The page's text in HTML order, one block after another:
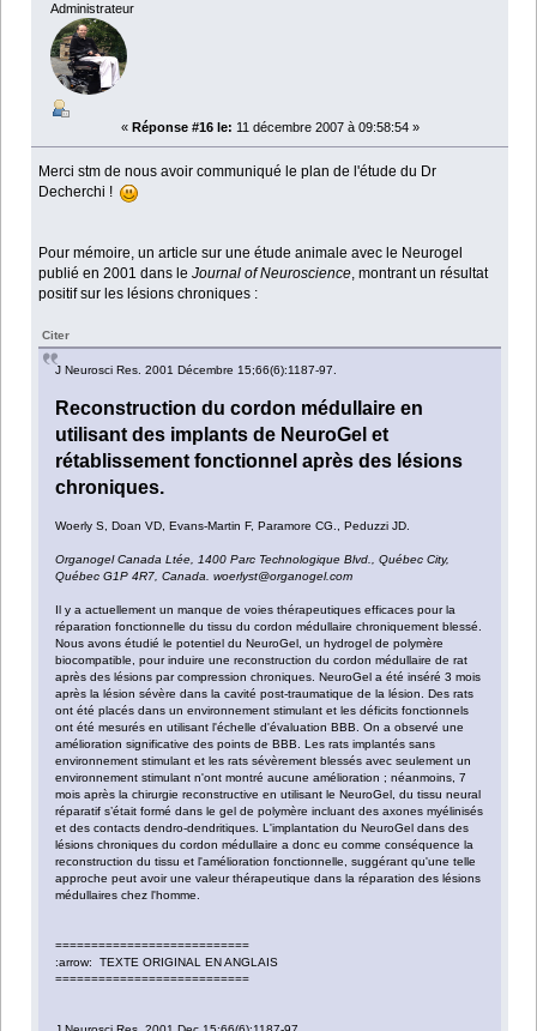
Administrateur
« Réponse #16 le: 11 décembre 2007 à 09:58:54 »
Merci stm de nous avoir communiqué le plan de l'étude du Dr
Decherchi !
Pour mémoire, un article sur une étude animale avec le Neurogel
publié en 2001 dans leJournal of Neuroscience, montrant un résultat
positif sur les lésions chroniques :
Citer
J Neurosci Res. 2001 Décembre 15;66(6):1187-97.
Reconstruction du cordon médullaire en
utilisant des implants de NeuroGel et
rétablissement fonctionnel après des lésions
chroniques.
Woerly S, Doan VD, Evans-Martin F, Paramore CG., Peduzzi JD.
Organogel Canada Ltée, 1400 Parc Technologique Blvd., Québec City,
Québec G1P 4R7, Canada. woerlyst@organogel.com
Il y a actuellement un manque de voies thérapeutiques efficaces pour la
réparation fonctionnelle du tissu du cordon médullaire chroniquement blessé.
Nous avons étudié le potentiel du NeuroGel, un hydrogel de polymère
biocompatible, pour induire une reconstruction du cordon médullaire de rat
après des lésions par compression chroniques. NeuroGel a été inséré 3 mois
après la lésion sévère dans la cavité post-traumatique de la lésion. Des rats
ont été placés dans un environnement stimulant et les déficits fonctionnels
ont été mesurés en utilisant l'échelle d'évaluation BBB. On a observé une
amélioration significative des points de BBB. Les rats implantés sans
environnement stimulant et les rats sévèrement blessés avec seulement un
environnement stimulant n'ont montré aucune amélioration ; néanmoins, 7
mois après la chirurgie reconstructive en utilisant le NeuroGel, du tissu neural
réparatif s’était formé dans le gel de polymère incluant des axones myélinisés
et des contacts dendro-dendritiques. L'implantation du NeuroGel dans des
lésions chroniques du cordon médullaire a donc eu comme conséquence la
reconstruction du tissu et l'amélioration fonctionnelle, suggérant qu'une telle
approche peut avoir une valeur thérapeutique dans la réparation des lésions
médullaires chez l'homme.
===========================
:arrow: TEXTE ORIGINAL EN ANGLAIS
===========================